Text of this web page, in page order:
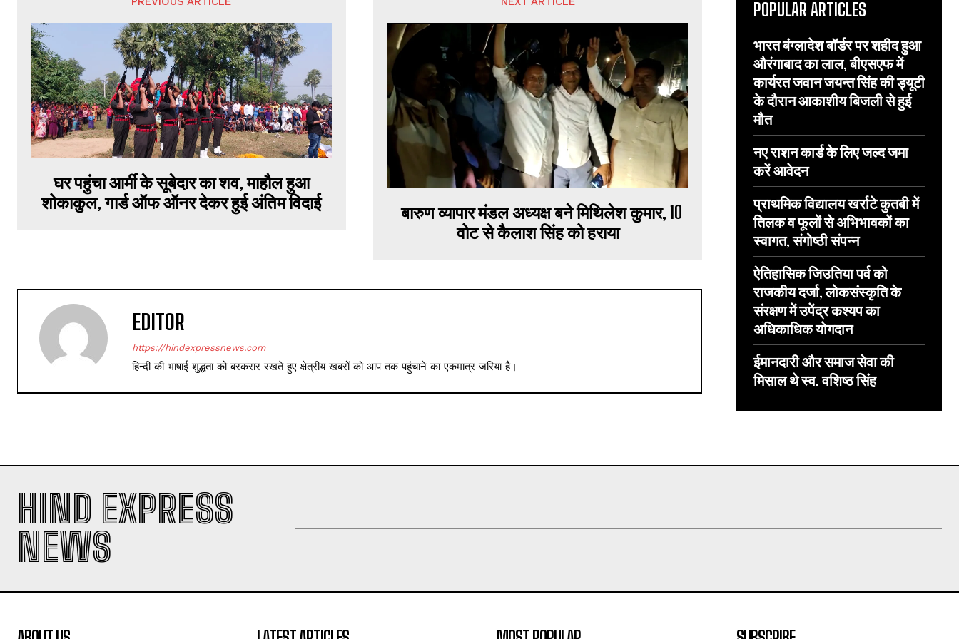
घर पहुंचा आर्मी के सूबेदार का शव, माहौल हुआ
शोकाकुल, गार्ड ऑफ ऑनर देकर हुई अंतिम विदाई
बारुण व्यापार मंडल अध्यक्ष बने मिथिलेश कुमार, 10
वोट से कैलाश सिंह को हराया
EDITOR
https://hindexpressnews.com
हिन्दी की भाषाई शुद्धता को बरकरार रखते हुए क्षेत्रीय खबरों को आप तक पहुंचाने का एकमात्र जरिया है।
POPULAR ARTICLES
भारत बंग्लादेश बॉर्डर पर शहीद हुआ
औरंगाबाद का लाल, बीएसएफ में
कार्यरत जवान जयन्त सिंह की ड्यूटी
के दौरान आकाशीय बिजली से हुई
मौत
नए राशन कार्ड के लिए जल्द जमा
करें आवेदन
प्राथमिक विद्यालय खर्राटे कुतबी में
तिलक व फूलों से अभिभावकों का
स्वागत, संगोष्ठी संपन्न
ऐतिहासिक जिउतिया पर्व को
राजकीय दर्जा, लोकसंस्कृति के
संरक्षण में उपेंद्र कश्यप का
अधिकाधिक योगदान
ईमानदारी और समाज सेवा की
मिसाल थे स्व. वशिष्ठ सिंह
HIND EXPRESS
NEWS